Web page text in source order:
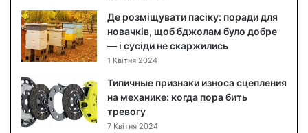
ч
я
м
:
я
к
п
о
Де розміщувати пасіку: поради для
новачків, щоб бджолам було добре
— і сусіди не скаржились
1 Квітня 2024
Типичные признаки износа сцепления
на механике: когда пора бить
тревогу
7 Квітня 2024